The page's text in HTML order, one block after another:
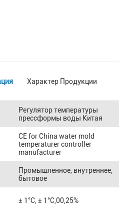
Характер Продукции
Регулятор температуры
прессформы воды Китая
CE for China water mold
temperaturer controller
manufacturer
Промышленное, внутреннее,
бытовое
± 1°C, ± 1°C,00,25%